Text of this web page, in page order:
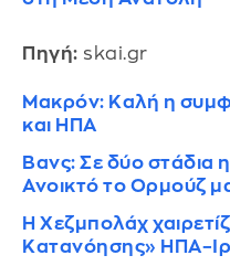
Πηγή: skai.gr
Μακρόν: Καλή η
και ΗΠΑ
Βανς: Σε δύο στάδια
Ανοικτό το Ορμούζ
Η Χεζμπολάχ
Κατανόησης»